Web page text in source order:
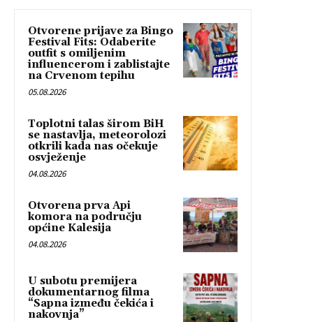
Otvorene prijave za Bingo
Festival Fits: Odaberite
outfit s omiljenim
influencerom i zablistajte
na Crvenom tepihu
05.08.2026
Toplotni talas širom BiH
se nastavlja, meteorolozi
otkrili kada nas očekuje
osvježenje
04.08.2026
Otvorena prva Api
komora na području
općine Kalesija
04.08.2026
U subotu premijera
dokumentarnog filma
“Sapna između čekića i
nakovnja”